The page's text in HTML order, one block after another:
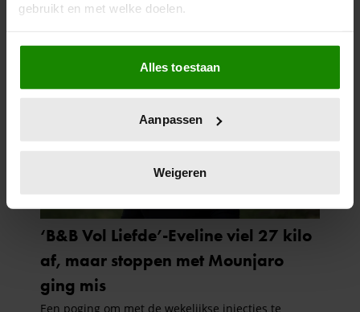
gebruikt en met welke doelen.
Als u het toestaat, willen we ook graag:
Informatie verzamelen over uw geografische
locatie, die tot een paar meter nauwkeurig kan zijn
scannen op specifieke eigenschappen (fingerprinting)
verwerkt en stel uw voorkeuren in het
intrekken in de Cookieverklaring.
We gebruiken cookies om content en advertenties te
personaliseren, om functies voor social media te bieden
en om ons websiteverkeer te analyseren. Ook delen we
informatie over uw gebruik van onze site met onze
Alles toestaan
Aanpassen
Weigeren